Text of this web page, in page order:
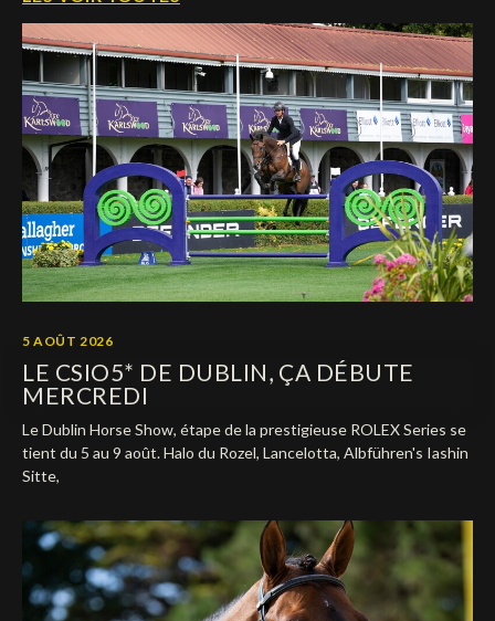
Deutsch
5 AOÛT 2026
LE CSIO5* DE DUBLIN, ÇA DÉBUTE
MERCREDI
Le Dublin Horse Show, étape de la prestigieuse ROLEX Series se
tient du 5 au 9 août. Halo du Rozel, Lancelotta, Albführen's Iashin
Sitte,